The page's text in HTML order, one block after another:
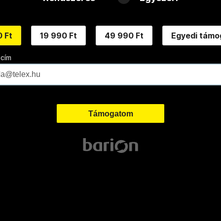
Ft 19 990 Ft 49 990 Ft Egyedi